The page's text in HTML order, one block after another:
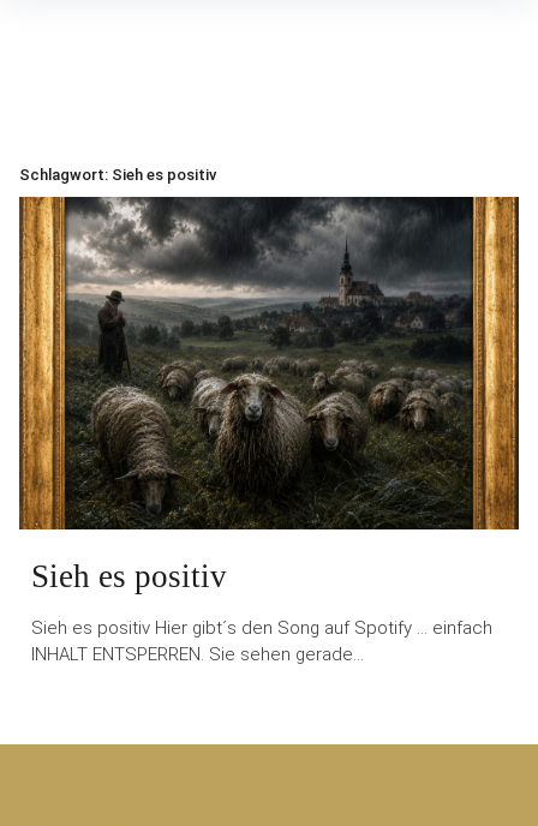
Schlagwort: Sieh es positiv
Sieh es positiv
Sieh es positiv Hier gibt´s den Song auf Spotify … einfach
INHALT ENTSPERREN. Sie sehen gerade…